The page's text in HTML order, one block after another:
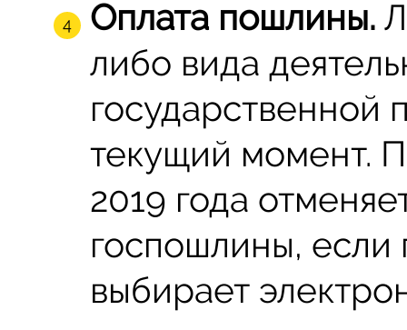
Оплата пошлины.
либо вида
текущий момент.
2019 года
госпошлины,
выбирает